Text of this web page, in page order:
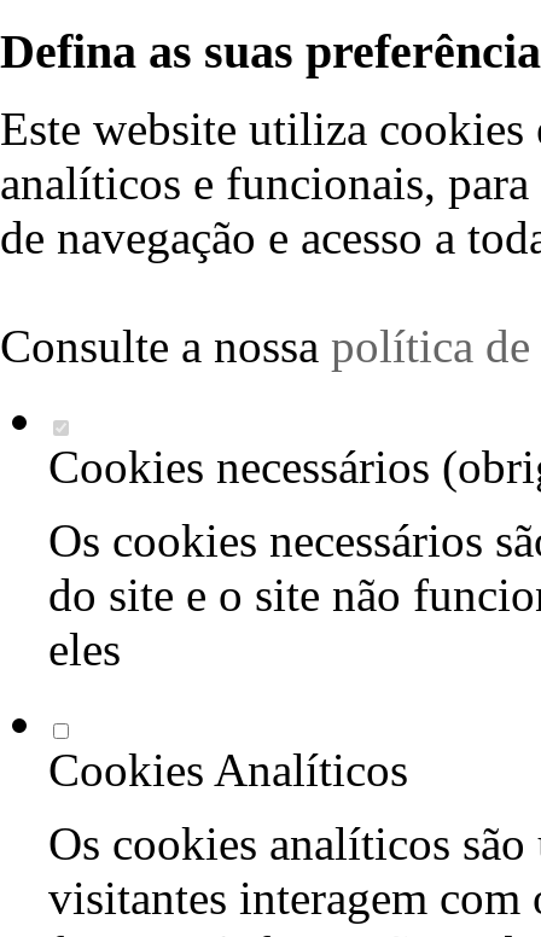
Defina as suas
Este website utiliza cookies
analíticos e funcionais,
de navegação e acesso a
Consulte a nossa política de
Cookies necessários
Os cookies necessários
do site e o site não
eles
Cookies Analíticos
Os cookies analíticos são
visitantes interagem com